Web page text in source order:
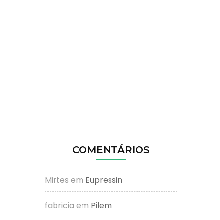
COMENTÁRIOS
Mirtes em Eupressin
fabricia em Pilem